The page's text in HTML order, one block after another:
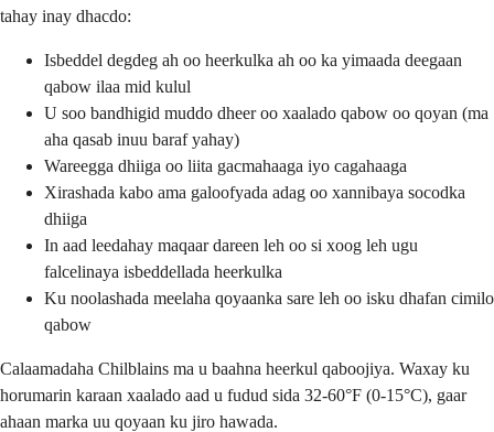
tahay inay dhacdo:
Isbeddel degdeg ah oo heerkulka ah oo ka yimaada deegaan
qabow ilaa mid kulul
U soo bandhigid muddo dheer oo xaalado qabow oo qoyan (ma
aha qasab inuu baraf yahay)
Wareegga dhiiga oo liita gacmahaaga iyo cagahaaga
Xirashada kabo ama galoofyada adag oo xannibaya socodka
dhiiga
In aad leedahay maqaar dareen leh oo si xoog leh ugu
falcelinaya isbeddellada heerkulka
Ku noolashada meelaha qoyaanka sare leh oo isku dhafan cimilo
qabow
Calaamadaha Chilblains ma u baahna heerkul qaboojiya. Waxay ku
horumarin karaan xaalado aad u fudud sida 32-60°F (0-15°C), gaar
ahaan marka uu qoyaan ku jiro hawada.